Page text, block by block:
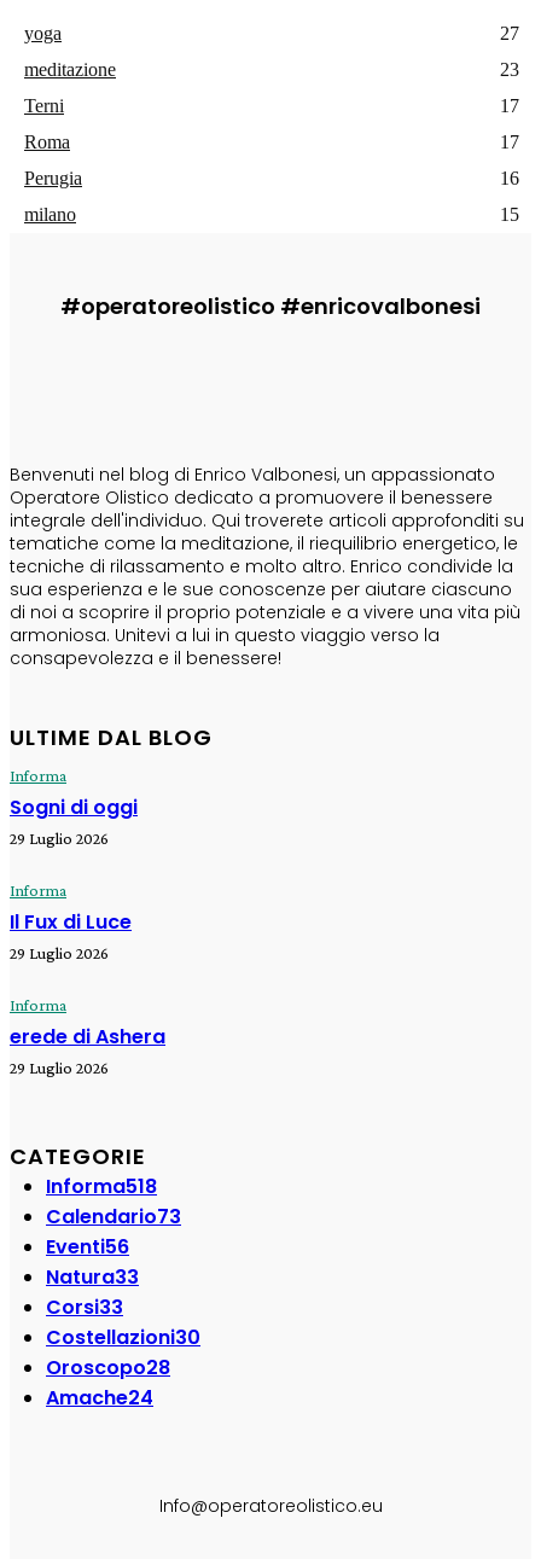
yoga
27
meditazione
23
Terni
17
Roma
17
Perugia
16
milano
15
#operatoreolistico #enricovalbonesi
Benvenuti nel blog di Enrico Valbonesi, un appassionato
Operatore Olistico dedicato a promuovere il benessere
integrale dell'individuo. Qui troverete articoli approfonditi su
tematiche come la meditazione, il riequilibrio energetico, le
tecniche di rilassamento e molto altro. Enrico condivide la
sua esperienza e le sue conoscenze per aiutare ciascuno
di noi a scoprire il proprio potenziale e a vivere una vita più
armoniosa. Unitevi a lui in questo viaggio verso la
consapevolezza e il benessere!
ULTIME DAL BLOG
Informa
Sogni di oggi
29 Luglio 2026
Informa
Il Fux di Luce
29 Luglio 2026
Informa
erede di Ashera
29 Luglio 2026
CATEGORIE
Informa518
Calendario73
Eventi56
Natura33
Corsi33
Costellazioni30
Oroscopo28
Amache24
Info@operatoreolistico.eu